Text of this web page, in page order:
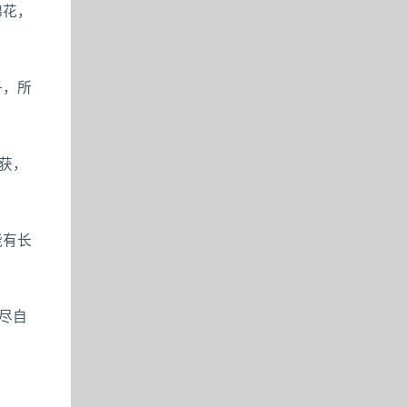
，
所
，
长
自